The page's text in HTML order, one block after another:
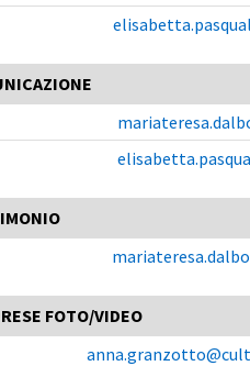
FOTO/VIDEO